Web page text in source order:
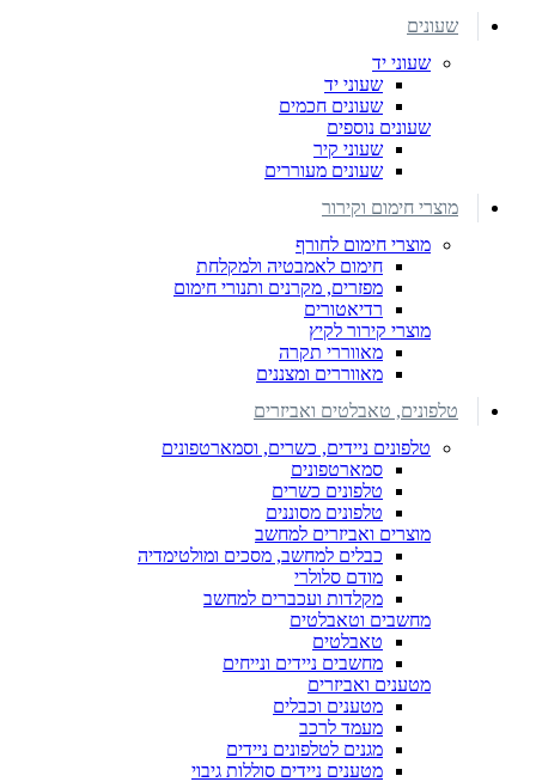
שעונים
שעוני יד
שעוני יד
שעונים חכמים
שעונים נוספים
שעוני קיר
שעונים מעוררים
מוצרי חימום וקירור
מוצרי חימום לחורף
חימום לאמבטיה ולמקלחת
מפזרים, מקרנים ותנורי חימום
רדיאטורים
מוצרי קירור לקיץ
מאווררי תקרה
מאווררים ומצננים
טלפונים, טאבלטים ואביזרים
טלפונים ניידים, כשרים, וסמארטפונים
סמארטפונים
טלפונים כשרים
טלפונים מסוננים
מוצרים ואביזרים למחשב
כבלים למחשב, מסכים ומולטימדיה
מודם סלולרי
מקלדות ועכברים למחשב
מחשבים וטאבלטים
טאבלטים
מחשבים ניידים ונייחים
מטענים ואביזרים
מטענים וכבלים
מעמד לרכב
מגנים לטלפונים ניידים
מטענים ניידים סוללות גיבוי